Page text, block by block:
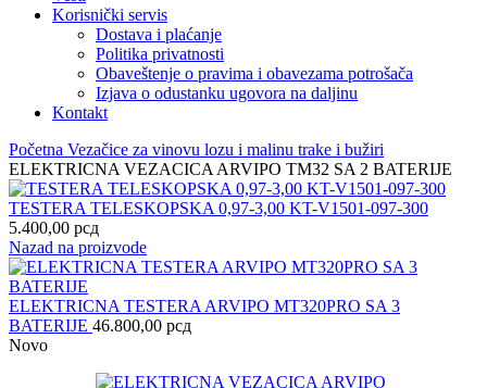
Korisnički servis
Dostava i plaćanje
Politika privatnosti
Obaveštenje o pravima i obavezama potrošača
Izjava o odustanku ugovora na daljinu
Kontakt
Početna Vezačice za vinovu lozu i malinu trake i bužiri
ELEKTRICNA VEZACICA ARVIPO TM32 SA 2 BATERIJE
TESTERA TELESKOPSKA 0,97-3,00 KT-V1501-097-300
5.400,00 рсд
Nazad na proizvode
ELEKTRICNA TESTERA ARVIPO MT320PRO SA 3
BATERIJE 46.800,00 рсд
Novo